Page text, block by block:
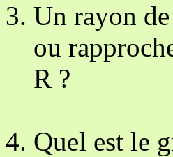
Un rayon
ou
R ?
Quel est le